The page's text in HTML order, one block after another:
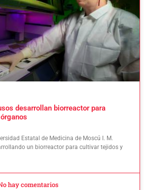
desarrollan biorreactor para
Estatal de Medicina de Moscú I. M.
un biorreactor para cultivar tejidos y
hay comentarios